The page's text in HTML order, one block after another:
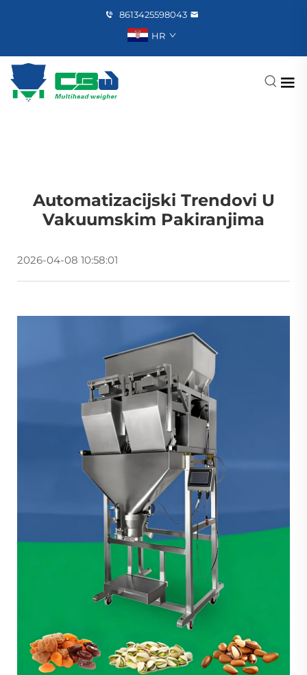
8613425598043
HR
Automatizacijski Trendovi U
Vakuumskim Pakiranjima
2026-04-08 10:58:01